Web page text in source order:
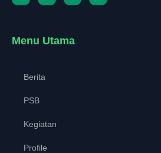
Menu Utama
Berita
PSB
Kegiatan
Profile